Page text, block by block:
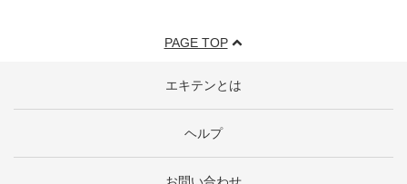
PAGE TOP
エキテンとは
ヘルプ